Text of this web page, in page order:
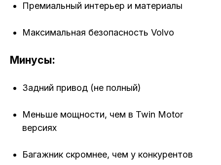
Премиальный интерьер и материалы
Максимальная безопасность Volvo
Минусы:
Задний привод (не полный)
Меньше мощности, чем в Twin Motor
версиях
Багажник скромнее, чем у конкурентов